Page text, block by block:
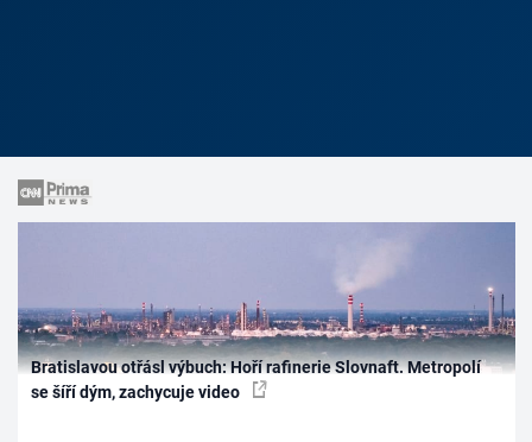
Bratislavou otřásl výbuch: Hoří rafinerie Slovnaft. Metropolí
se šíří dým, zachycuje video